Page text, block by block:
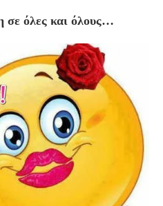
σε όλες και όλους…